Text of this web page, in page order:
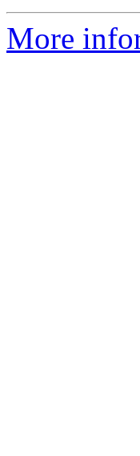
More